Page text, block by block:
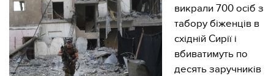
викрали 700 осіб з
табору біженців в
східній Сирії і
вбиватимуть по
десять заручників